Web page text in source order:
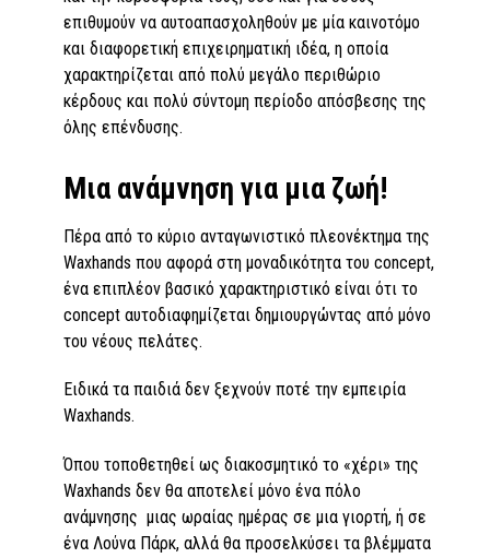
επιθυμούν να αυτοαπασχοληθούν με μία καινοτόμο
και διαφορετική επιχειρηματική ιδέα, η οποία
χαρακτηρίζεται από πολύ μεγάλο περιθώριο
κέρδους και πολύ σύντομη περίοδο απόσβεσης της
όλης επένδυσης.
Μια ανάμνηση για μια ζωή!
Πέρα από το κύριο ανταγωνιστικό πλεονέκτημα της
Waxhands που αφορά στη μοναδικότητα του concept,
ένα επιπλέον βασικό χαρακτηριστικό είναι ότι το
concept αυτοδιαφημίζεται δημιουργώντας από μόνο
του νέους πελάτες.
Ειδικά τα παιδιά δεν ξεχνούν ποτέ την εμπειρία
Waxhands.
Όπου τοποθετηθεί ως διακοσμητικό το «χέρι» της
Waxhands δεν θα αποτελεί μόνο ένα πόλο
ανάμνησης μιας ωραίας ημέρας σε μια γιορτή, ή σε
ένα Λούνα Πάρκ, αλλά θα προσελκύσει τα βλέμματα